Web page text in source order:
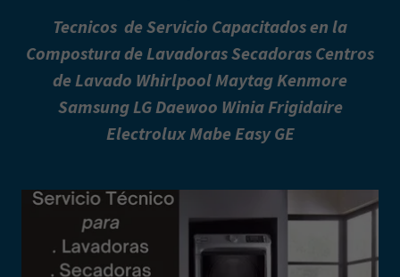
Tecnicos de Servicio Capacitados en la
Compostura de Lavadoras Secadoras Centros
de Lavado Whirlpool Maytag Kenmore
Samsung LG Daewoo Winia Frigidaire
Electrolux Mabe Easy GE